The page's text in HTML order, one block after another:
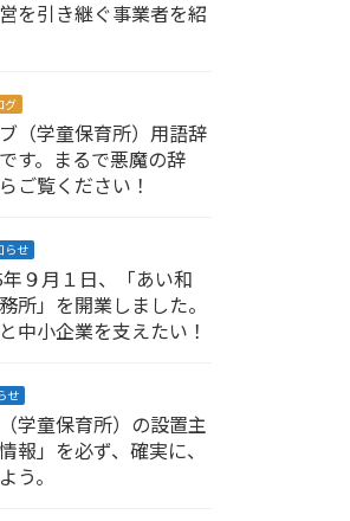
を引き継ぐ事業者を紹
グ
（学童保育所）用語辞
す。まるで悪魔の辞
ご覧ください！
らせ
９月１日、「あい和
所」を開業しました。
中小企業を支えたい！
せ
学童保育所）の設置主
報」を必ず、確実に、
う。